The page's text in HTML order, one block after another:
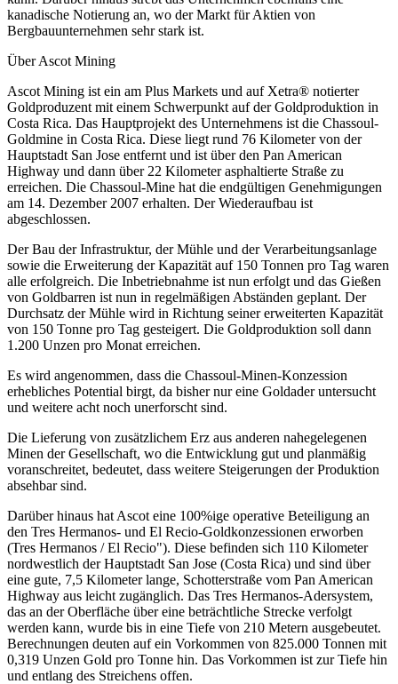
kanadische Notierung an, wo der Markt für Aktien von
Bergbauunternehmen sehr stark ist.
Über Ascot Mining
Ascot Mining ist ein am Plus Markets und auf Xetra® notierter
Goldproduzent mit einem Schwerpunkt auf der Goldproduktion in
Costa Rica. Das Hauptprojekt des Unternehmens ist die Chassoul-
Goldmine in Costa Rica. Diese liegt rund 76 Kilometer von der
Hauptstadt San Jose entfernt und ist über den Pan American
Highway und dann über 22 Kilometer asphaltierte Straße zu
erreichen. Die Chassoul-Mine hat die endgültigen Genehmigungen
am 14. Dezember 2007 erhalten. Der Wiederaufbau ist
abgeschlossen.
Der Bau der Infrastruktur, der Mühle und der Verarbeitungsanlage
sowie die Erweiterung der Kapazität auf 150 Tonnen pro Tag waren
alle erfolgreich. Die Inbetriebnahme ist nun erfolgt und das Gießen
von Goldbarren ist nun in regelmäßigen Abständen geplant. Der
Durchsatz der Mühle wird in Richtung seiner erweiterten Kapazität
von 150 Tonne pro Tag gesteigert. Die Goldproduktion soll dann
1.200 Unzen pro Monat erreichen.
Es wird angenommen, dass die Chassoul-Minen-Konzession
erhebliches Potential birgt, da bisher nur eine Goldader untersucht
und weitere acht noch unerforscht sind.
Die Lieferung von zusätzlichem Erz aus anderen nahegelegenen
Minen der Gesellschaft, wo die Entwicklung gut und planmäßig
voranschreitet, bedeutet, dass weitere Steigerungen der Produktion
absehbar sind.
Darüber hinaus hat Ascot eine 100%ige operative Beteiligung an
den Tres Hermanos- und El Recio-Goldkonzessionen erworben
(Tres Hermanos / El Recio"). Diese befinden sich 110 Kilometer
nordwestlich der Hauptstadt San Jose (Costa Rica) und sind über
eine gute, 7,5 Kilometer lange, Schotterstraße vom Pan American
Highway aus leicht zugänglich. Das Tres Hermanos-Adersystem,
das an der Oberfläche über eine beträchtliche Strecke verfolgt
werden kann, wurde bis in eine Tiefe von 210 Metern ausgebeutet.
Berechnungen deuten auf ein Vorkommen von 825.000 Tonnen mit
0,319 Unzen Gold pro Tonne hin. Das Vorkommen ist zur Tiefe hin
und entlang des Streichens offen.